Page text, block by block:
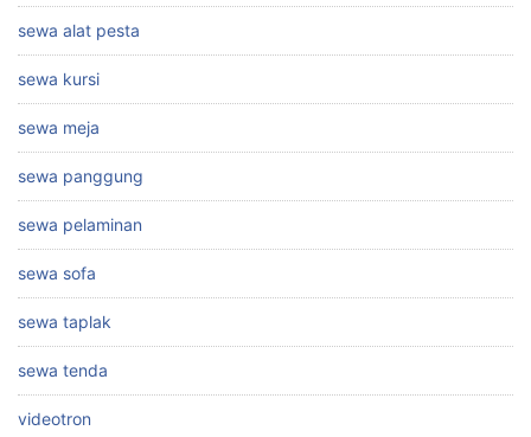
sewa alat pesta
sewa kursi
sewa meja
sewa panggung
sewa pelaminan
sewa sofa
sewa taplak
sewa tenda
videotron